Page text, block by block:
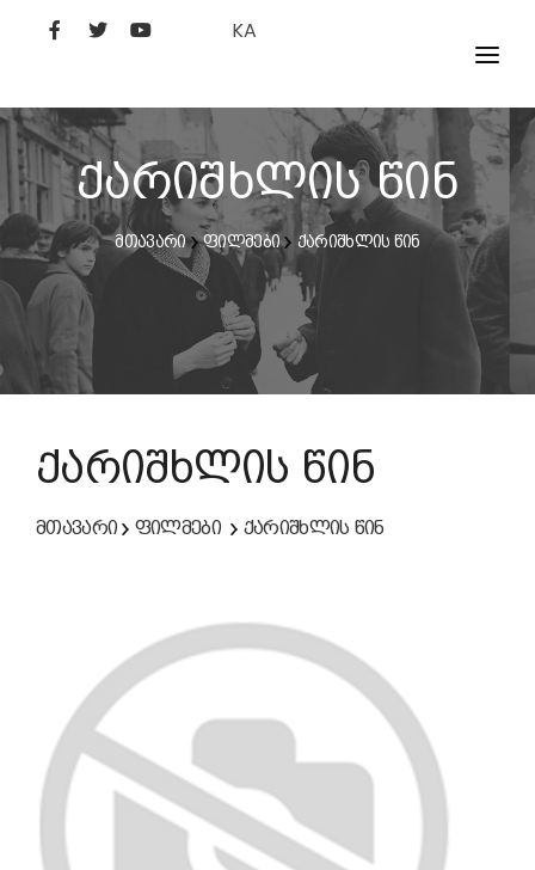
KA
ᲤᲘᲚᲛᲔᲑᲘ
ᲮᲔᲚᲝᲕᲐᲜᲘ
ᲙᲘᲜᲝᲡᲢᲣᲓᲘᲐ
ᲙᲘᲜᲝᲐᲙᲐᲓᲔᲛᲘᲐ
ქარიშხლის წინ
მთავარი ფილმები ქარიშხლის წინ
ქარიშხლის წინ
მთავარი ფილმები ქარიშხლის წინ